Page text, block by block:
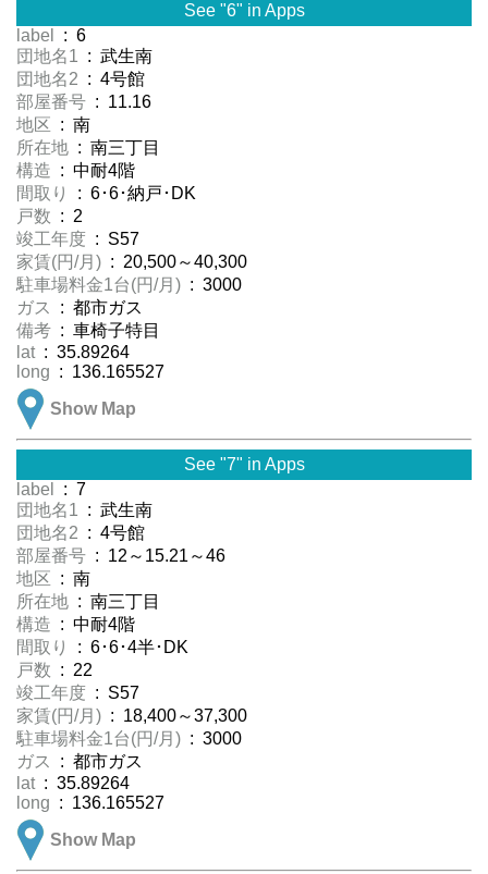
See "6" in Apps
label
: 6
団地名1 : 武生南
団地名2 : 4号館
部屋番号 : 11.16
地区 : 南
所在地 : 南三丁目
構造 : 中耐4階
間取り
: 6･6･納戸･DK
戸数 : 2
竣工年度 : S57
家賃(円/月) : 20,500～40,300
駐車場料金1台(円/月) : 3000
ガス
: 都市ガス
備考 : 車椅子特目
lat : 35.89264
long : 136.165527
Show Map
See "7" in Apps
label
: 7
団地名1 : 武生南
団地名2 : 4号館
部屋番号 : 12～15.21～46
地区 : 南
所在地 : 南三丁目
構造 : 中耐4階
間取り
: 6･6･4半･DK
戸数 : 22
竣工年度 : S57
家賃(円/月) : 18,400～37,300
駐車場料金1台(円/月) : 3000
ガス
: 都市ガス
lat : 35.89264
long : 136.165527
Show Map